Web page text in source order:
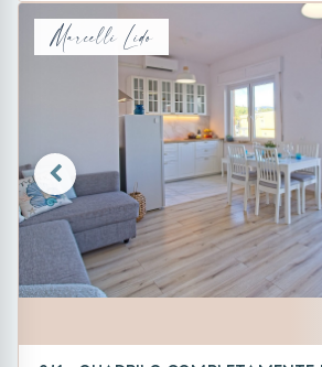
Marcelli Lido